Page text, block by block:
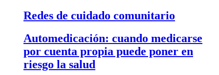
Redes de cuidado comunitario
Automedicación: cuando medicarse
por cuenta propia puede poner en
riesgo la salud